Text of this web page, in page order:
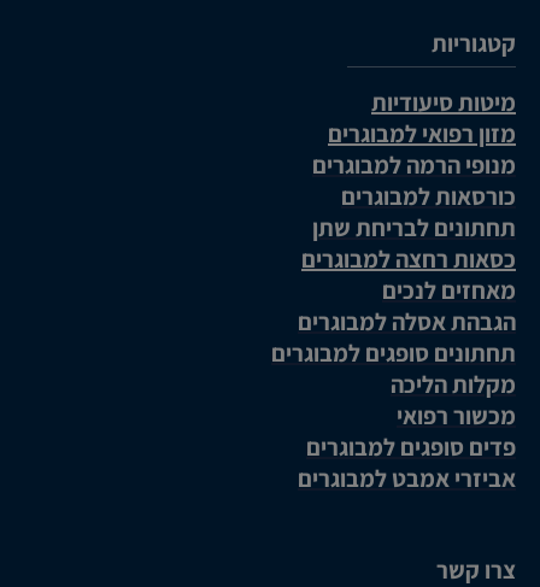
קטגוריות
מיטות סיעודיות
מזון רפואי למבוגרים
מנופי הרמה למבוגרים
כורסאות למבוגרים
תחתונים לבריחת שתן
כסאות רחצה למבוגרים
מאחזים לנכים
הגבהת אסלה למבוגרים
תחתונים סופגים למבוגרים
מקלות הליכה
מכשור רפואי
פדים סופגים למבוגרים
אביזרי אמבט למבוגרים
צרו קשר